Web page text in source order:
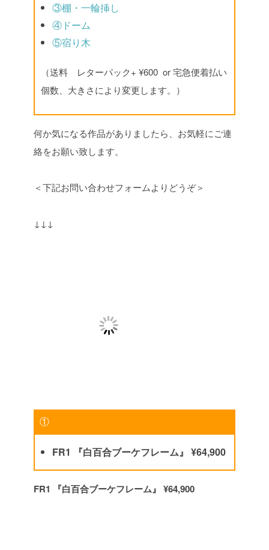
③棚・一輪挿し
④ドーム
⑤宿り木
（送料 レターパック+ ¥600 or 宅急便着払い
個数、大きさにより変更します。）
何か気になる作品がありましたら、お気軽にご連
絡をお願い致します。
＜下記お問い合わせフォームよりどうぞ＞
↓↓↓
①
FR1 『白百合ブーケフレーム』 ¥64,900
FR1 『白百合ブーケフレーム』 ¥64,900